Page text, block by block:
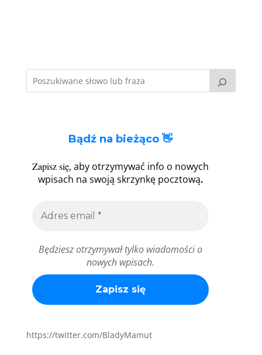
Bądź na bieżąco 👋
Zapisz się, aby otrzymywać info o nowych
wpisach na swoją skrzynkę pocztową.
Będziesz otrzymywał tylko wiadomości o
nowych wpisach.
https://twitter.com/BladyMamut